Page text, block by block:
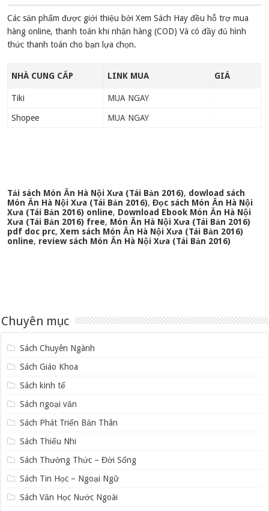
Các sản phẩm được giới thiệu bởi Xem Sách Hay đều hỗ trợ mua
hàng online, thanh toán khi nhận hàng (COD) Và có đầy đủ hình
thức thanh toán cho bạn lựa chọn.
NHÀ CUNG CẤP LINK MUA GIÁ
Tiki MUA NGAY
Shopee MUA NGAY
Tải sách Món Ăn Hà Nội Xưa (Tái Bản 2016), dowload sách
Món Ăn Hà Nội Xưa (Tái Bản 2016),Đọc sách Món Ăn Hà Nội
Xưa (Tái Bản 2016) online, Download Ebook Món Ăn Hà Nội
Xưa (Tái Bản 2016) free, Món Ăn Hà Nội Xưa (Tái Bản 2016)
pdf doc prc,Xem sách Món Ăn Hà Nội Xưa (Tái Bản 2016)
online, review sách Món Ăn Hà Nội Xưa (Tái Bản 2016)
Chuyên mục
Sách Chuyên Ngành
Sách Giáo Khoa
Sách kinh tế
Sách ngoại văn
Sách Phát Triển Bản Thân
Sách Thiếu Nhi
Sách Thường Thức – Đời Sống
Sách Tin Học – Ngoại Ngữ
Sách Văn Học Nước Ngoài